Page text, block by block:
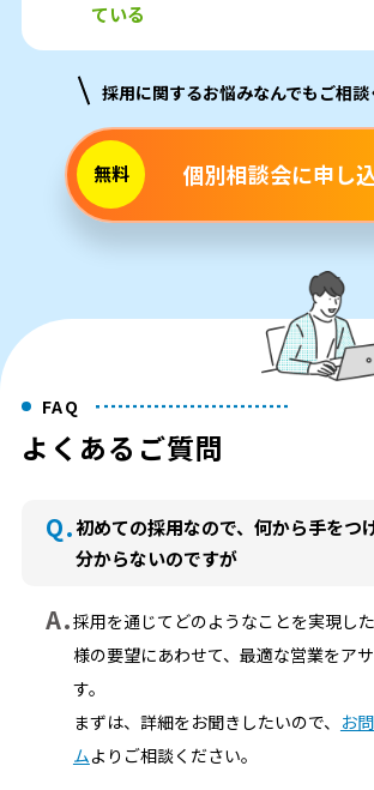
ている
採用に関するお悩みなんでもご相
無料 個別相談会に申し
FAQ
よくあるご質問
Q.初めての採用なので、何から手をつ
分からないのですが
A.採用を通じてどのようなことを実現し
様の要望にあわせて、最適な営業をア
す。
まずは、詳細をお聞きしたいので、 お
ムよりご相談ください。